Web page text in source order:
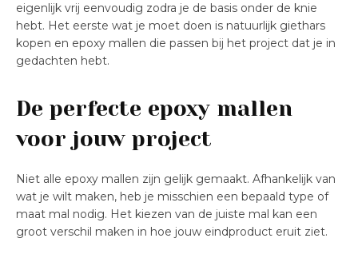
eigenlijk vrij eenvoudig zodra je de basis onder de knie
hebt. Het eerste wat je moet doen is natuurlijk giethars
kopen en epoxy mallen die passen bij het project dat je in
gedachten hebt.
De perfecte epoxy mallen
voor jouw project
Niet alle epoxy mallen zijn gelijk gemaakt. Afhankelijk van
wat je wilt maken, heb je misschien een bepaald type of
maat mal nodig. Het kiezen van de juiste mal kan een
groot verschil maken in hoe jouw eindproduct eruit ziet.